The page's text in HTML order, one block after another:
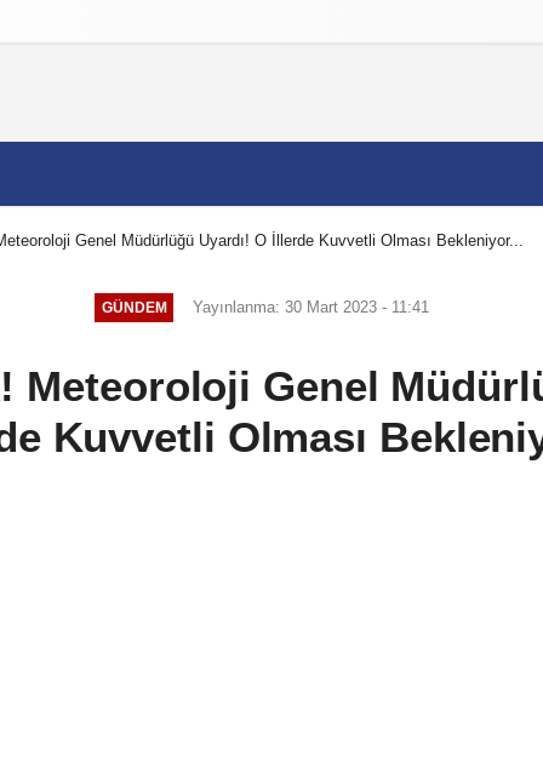
Genel Müdürlüğü Uyardı! O İllerde Kuvvetli Olması Bekleniyor...
GÜNDEM Yayınlanma: 30 Mart 2023 - 11:41
Meteoroloji Genel
Kuvvetli Olması